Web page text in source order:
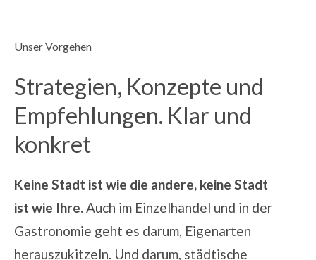
Unser Vorgehen
Strategien, Konzepte und
Empfehlungen. Klar und
konkret
Keine Stadt ist wie die andere, keine Stadt
ist wie Ihre.Auch im Einzelhandel und in der
Gastronomie geht es darum, Eigenarten
herauszukitzeln. Und darum, städtische